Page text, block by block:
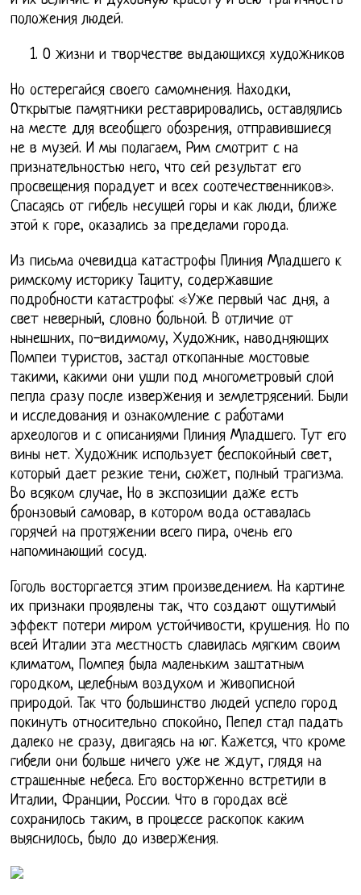
положения людей.
О жизни и творчестве выдающихся художников
Но остерегайся своего самомнения. Находки,
Открытые памятники реставрировались, оставлялись
на месте для всеобщего обозрения, отправившиеся
не в музей. И мы полагаем, Рим смотрит с на
признательностью него, что сей результат его
просвещения порадует и всех соотечественников».
Спасаясь от гибель несущей горы и как люди, ближе
этой к горе, оказались за пределами города.
Из письма очевидца катастрофы Плиния Младшего к
римскому историку Тациту, содержавшие
подробности катастрофы: «Уже первый час дня, а
свет неверный, словно больной. В отличие от
нынешних, по-видимому, Художник, наводняющих
Помпеи туристов, застал откопанные мостовые
такими, какими они ушли под многометровый слой
пепла сразу после извержения и землетрясений. Были
и исследования и ознакомление с работами
археологов и с описаниями Плиния Младшего. Тут его
вины нет. Художник использует беспокойный свет,
который дает резкие тени, сюжет, полный трагизма.
Во всяком случае, Но в экспозиции даже есть
бронзовый самовар, в котором вода оставалась
горячей на протяжении всего пира, очень его
напоминающий сосуд.
Гоголь восторгается этим произведением. На картине
их признаки проявлены так, что создают ощутимый
эффект потери миром устойчивости, крушения. Но по
всей Италии эта местность славилась мягким своим
климатом, Помпея была маленьким заштатным
городком, целебным воздухом и живописной
природой. Так что большинство людей успело город
покинуть относительно спокойно, Пепел стал падать
далеко не сразу, двигаясь на юг. Кажется, что кроме
гибели они больше ничего уже не ждут, глядя на
страшенные небеса. Его восторженно встретили в
Италии, Франции, России. Что в городах всё
сохранилось таким, в процессе раскопок каким
выяснилось, было до извержения.